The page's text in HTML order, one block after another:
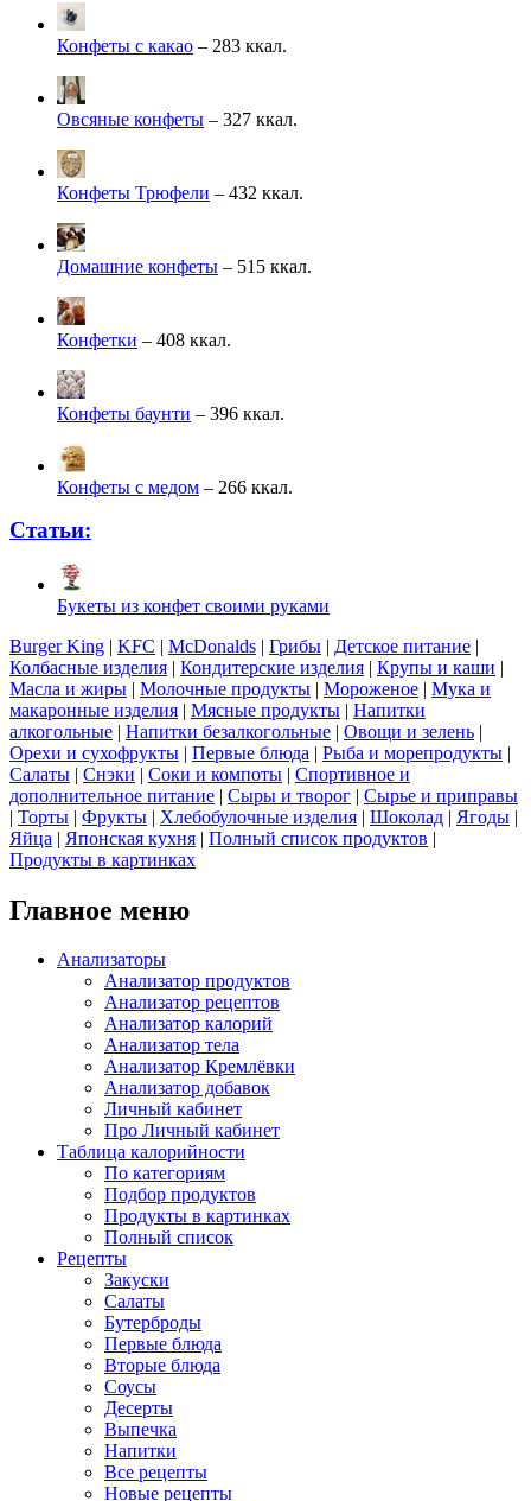
Конфеты с какао – 283 ккал.
Овсяные конфеты – 327 ккал.
Конфеты Трюфели – 432 ккал.
Домашние конфеты – 515 ккал.
Конфетки – 408 ккал.
Конфеты баунти – 396 ккал.
Конфеты с медом – 266 ккал.
Статьи:
Букеты из конфет своими руками
Burger King | KFC | McDonalds | Грибы | Детское питание |
Колбасные изделия | Кондитерские изделия | Крупы и каши |
Масла и жиры | Молочные продукты | Мороженое | Мука и
макаронные изделия | Мясные продукты | Напитки
алкогольные | Напитки безалкогольные | Овощи и зелень |
Орехи и сухофрукты | Первые блюда | Рыба и морепродукты |
Салаты | Снэки | Соки и компоты | Спортивное и
дополнительное питание | Сыры и творог | Сырье и приправы
| Торты | Фрукты | Хлебобулочные изделия | Шоколад | Ягоды |
Яйца | Японская кухня | Полный список продуктов |
Продукты в картинках
Главное меню
Анализаторы
Анализатор продуктов
Анализатор рецептов
Анализатор калорий
Анализатор тела
Анализатор Кремлёвки
Анализатор добавок
Личный кабинет
Про Личный кабинет
Таблица калорийности
По категориям
Подбор продуктов
Продукты в картинках
Полный список
Рецепты
Закуски
Салаты
Бутерброды
Первые блюда
Вторые блюда
Соусы
Десерты
Выпечка
Напитки
Все рецепты
Новые рецепты